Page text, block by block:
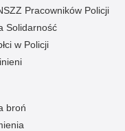
Pracowników Policji
Solidarność
w Policji
broń